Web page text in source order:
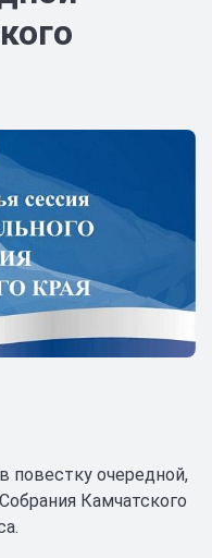
повестку очередной,
Камчатского